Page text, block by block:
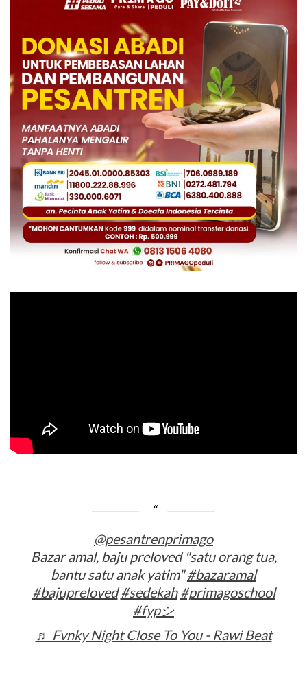
@pesantrenprimago
Bazar amal, baju preloved "satu orang tua,
bantu satu anak yatim"#bazaramal
#bajupreloved #sedekah #primagoschool
#fypシ
♬ Fvnky Night Close To You - Rawi Beat